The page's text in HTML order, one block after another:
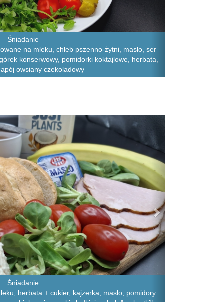
Śniadanie
na mleku, chleb pszenno-żytni, masło, ser
konserwowy, pomidorki koktajlowe, herbata,
owsiany czekoladowy
Śniadanie
herbata + cukier, kajzerka, masło, pomidory